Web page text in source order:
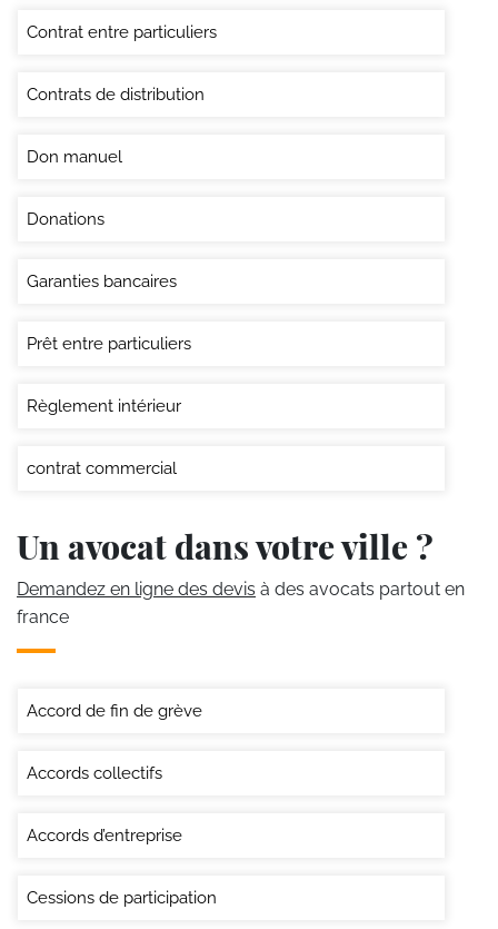
Contrat entre particuliers
Contrats de distribution
Don manuel
Donations
Garanties bancaires
Prêt entre particuliers
Règlement intérieur
contrat commercial
Un avocat dans votre ville ?
Demandez en ligne des devis à des avocats partout en
france
Accord de fin de grève
Accords collectifs
Accords d’entreprise
Cessions de participation